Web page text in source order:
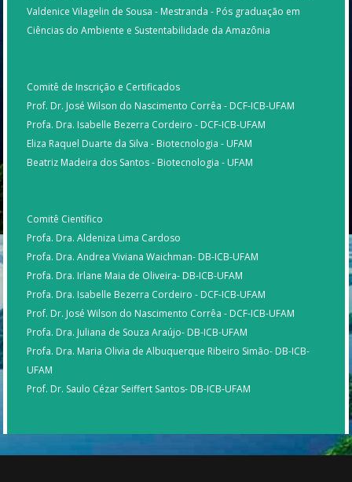
Valdenice Vilagelin de Sousa - Mestranda - Pós graduação em
Ciências do Ambiente e Sustentabilidade da Amazônia
Comitê de Inscrição e Certificados
Prof. Dr. José Wilson do Nascimento Corrêa - DCF-ICB-UFAM
Profa. Dra. Isabelle Bezerra Cordeiro - DCF-ICB-UFAM
Eliza Raquel Duarte da Silva - Biotecnologia - UFAM
Beatriz Madeira dos Santos - Biotecnologia - UFAM
Comitê Científico
Profa. Dra. Aldeniza Lima Cardoso
Profa. Dra. Andrea Viviana Waichman- DB-ICB-UFAM
Profa. Dra. Irlane Maia de Oliveira- DB-ICB-UFAM
Profa. Dra. Isabelle Bezerra Cordeiro - DCF-ICB-UFAM
Prof. Dr. José Wilson do Nascimento Corrêa - DCF-ICB-UFAM
Profa. Dra. Juliana de Souza Araújo- DB-ICB-UFAM
Profa. Dra. Maria Olivia de Albuquerque Ribeiro Simão- DB-ICB-
UFAM
Prof. Dr. Saulo Cézar Seiffert Santos- DB-ICB-UFAM